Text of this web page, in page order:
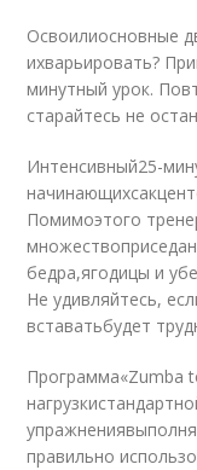
Освоилиосновные
ихварьировать?
минутный урок.
старайтесь не
Интенсивный25-
Помимоэтого
бедра,ягодицы и
Не удивляйтесь,
вставатьбудет
Программа«Zumba
правильно